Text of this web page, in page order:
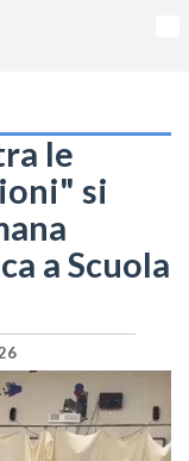
le
si
a Scuola